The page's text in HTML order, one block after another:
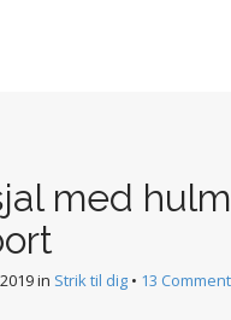
med
in Strik til dig • 13